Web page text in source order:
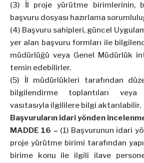
(3) İl proje yürütme birimlerinin,
başvuru dosyası hazırlama
(4) Başvuru sahipleri, güncel
yer alan başvuru formları ile
müdürlüğü veya Genel Müdürlük
temin edebilirler.
(5) İl müdürlükleri tarafından
bilgilendirme toplantıları
vasıtasıyla ilgililere bilgi aktarılabilir.
Başvuruların idari yönden
MADDE 16 – (1) Başvurunun idari
proje yürütme birimi tarafından
birime konu ile ilgili ilave